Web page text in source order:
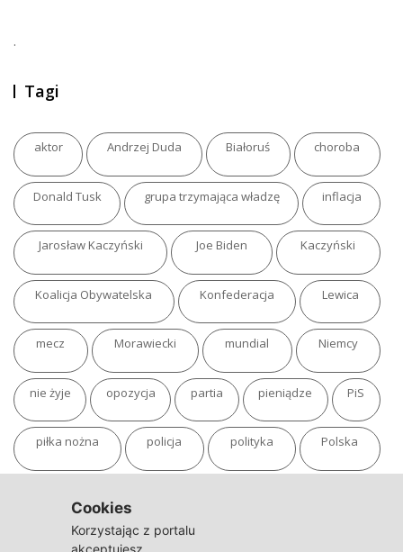
.
Tagi
aktor Andrzej Duda Białoruś choroba
Donald Tusk grupa trzymająca władzę inflacja
Jarosław Kaczyński Joe Biden Kaczyński
Koalicja Obywatelska Konfederacja Lewica
mecz Morawiecki mundial Niemcy
nie żyje opozycja partia pieniądze PiS
piłka nożna policja polityka Polska
sąd TVN
Cookies
Korzystając z portalu
akceptujesz